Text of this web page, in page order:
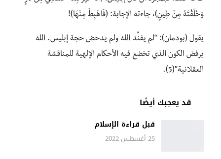
وَخَلَقْتَهُ مِنْ طِينٍ)، جاءته الإجابة: (فَاهْبِطْ مِنْهَا)!
يقول (بودمان): “لم يفنِّد الله ولم يدحض حجة إبليس. الله
يرفض الكون الذي تخضع فيه الأحكام الإلهية للمناقشة
العقلانية”(5).
قد يعجبك أيضًا
قبل قراءة الإسلام
25 أغسطس 2022